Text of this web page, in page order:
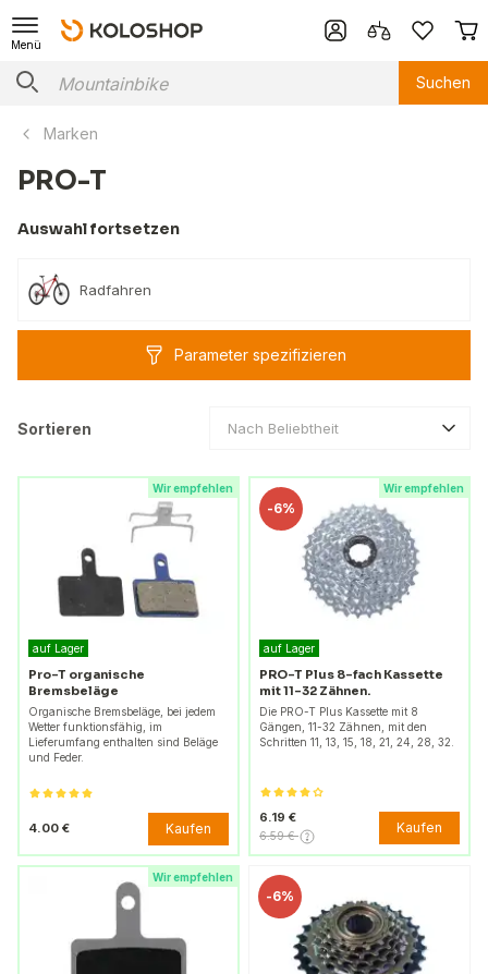
Menü
Suchen
Marken
PRO-T
Auswahl fortsetzen
Radfahren
Parameter spezifizieren
Sortieren Nach Beliebtheit
Wir empfehlen
auf Lager
Pro-T organische
Bremsbeläge
Organische Bremsbeläge, bei jedem
Wetter funktionsfähig, im
Lieferumfang enthalten sind Beläge
und Feder.
4.00 € Kaufen
Wir empfehlen
-6%
auf Lager
PRO-T Plus 8-fach Kassette
mit 11-32 Zähnen.
Die PRO-T Plus Kassette mit 8
Gängen, 11-32 Zähnen, mit den
Schritten 11, 13, 15, 18, 21, 24, 28, 32.
6.19 €
6.59 € Kaufen
Wir empfehlen
-6%